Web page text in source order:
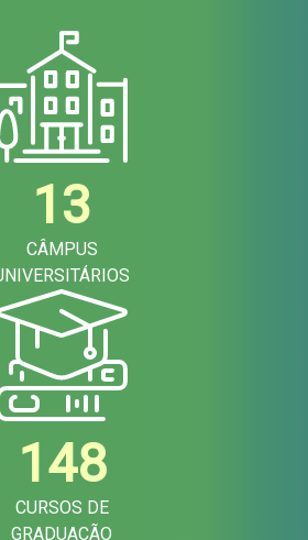
13
CÂMPUS
148
CURSOS DE
GRADUAÇÃO